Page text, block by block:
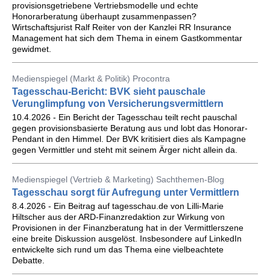
provisionsgetriebene Vertriebsmodelle und echte
Honorarberatung überhaupt zusammenpassen?
Wirtschaftsjurist Ralf Reiter von der Kanzlei RR Insurance
Management hat sich dem Thema in einem Gastkommentar
gewidmet.
Medienspiegel (Markt & Politik) Procontra
Tagesschau-Bericht: BVK sieht pauschale
Verunglimpfung von Versicherungsvermittlern
10.4.2026 - Ein Bericht der Tagesschau teilt recht pauschal
gegen provisionsbasierte Beratung aus und lobt das Honorar-
Pendant in den Himmel. Der BVK kritisiert dies als Kampagne
gegen Vermittler und steht mit seinem Ärger nicht allein da.
Medienspiegel (Vertrieb & Marketing) Sachthemen-Blog
Tagesschau sorgt für Aufregung unter Vermittlern
8.4.2026 - Ein Beitrag auf tagesschau.de von Lilli-Marie
Hiltscher aus der ARD-Finanzredaktion zur Wirkung von
Provisionen in der Finanzberatung hat in der Vermittlerszene
eine breite Diskussion ausgelöst. Insbesondere auf LinkedIn
entwickelte sich rund um das Thema eine vielbeachtete
Debatte.